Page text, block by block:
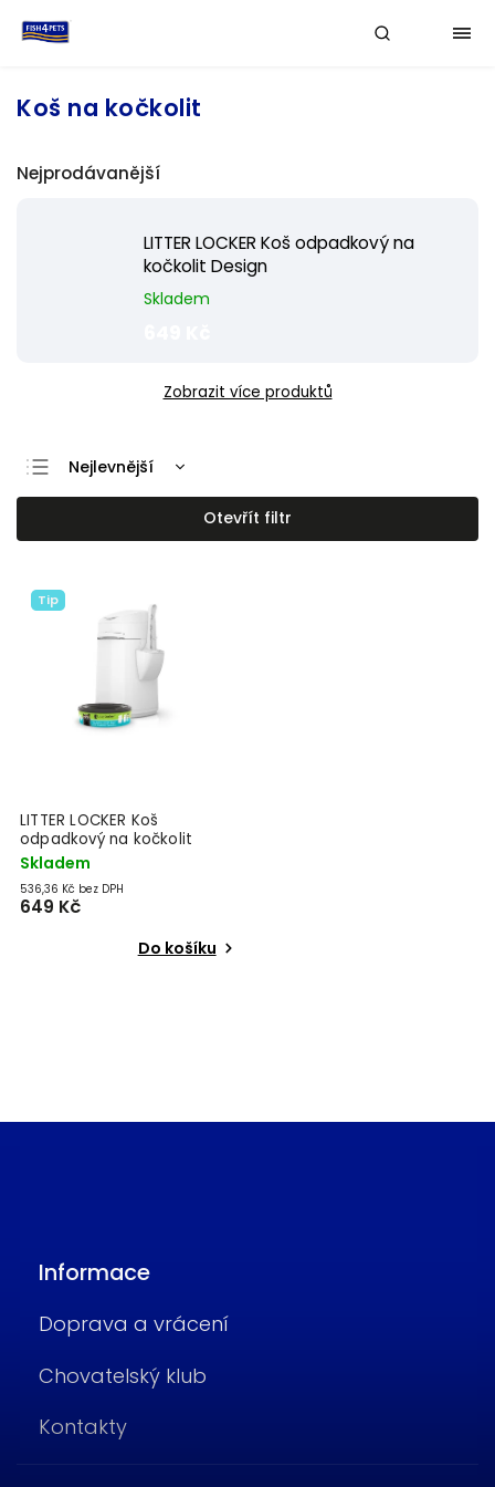
Koš na kočkolit
Nejprodávanější
LITTER LOCKER Koš odpadkový na
kočkolit Design
Skladem
Zobrazit více produktů
Nejlevnější
Nejdražší
Nejprodávanější
Otevřít filtr
Tip
LITTER LOCKER Koš
odpadkový na kočkolit
Design
Skladem
536,36 Kč bez DPH
649 Kč
Do košíku
Informace
Doprava a vrácení
Chovatelský klub
Kontakty